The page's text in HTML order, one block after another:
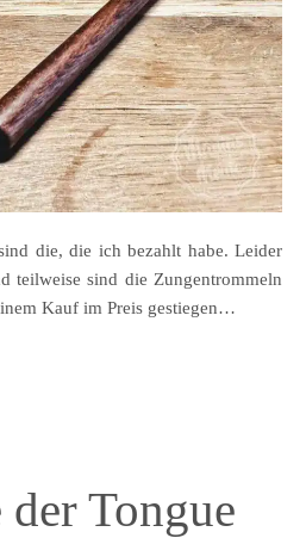
die, die ich bezahlt habe. Leider
teilweise sind die Zungentrommeln
Kauf im Preis gestiegen…
Tongue